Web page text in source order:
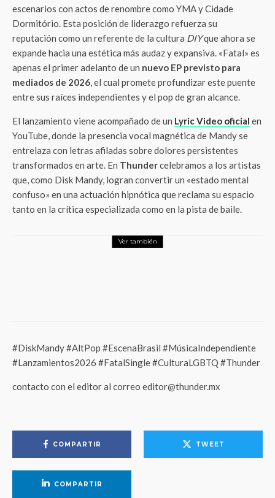
escenarios con actos de renombre como YMA y Cidade
Dormitório. Esta posición de liderazgo refuerza su
reputación como un referente de la cultura DIYque ahora se
expande hacia una estética más audaz y expansiva. «Fatal» es
apenas el primer adelanto de un nuevo EP previsto para
mediados de 2026, el cual promete profundizar este puente
entre sus raíces independientes y el pop de gran alcance.
El lanzamiento viene acompañado de un Lyric Video oficial en
YouTube, donde la presencia vocal magnética de Mandy se
entrelaza con letras afiladas sobre dolores persistentes
transformados en arte. En Thundercelebramos a los artistas
que, como Disk Mandy, logran convertir un «estado mental
confuso» en una actuación hipnótica que reclama su espacio
tanto en la crítica especializada como en la pista de baile.
Ver también
#DiskMandy #AltPop #EscenaBrasil #MúsicaIndependiente
#Lanzamientos2026 #FatalSingle #CulturaLGBTQ #Thunder
contacto con el editor al correo editor@thunder.mx
COMPARTIR TWEET
COMPARTIR